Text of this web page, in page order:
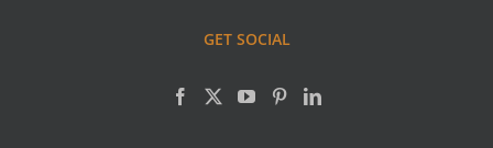
GET SOCIAL